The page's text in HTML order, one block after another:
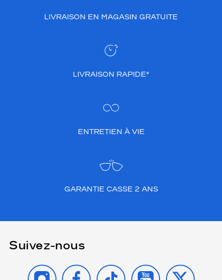
LIVRAISON EN MAGASIN GRATUITE
LIVRAISON RAPIDE*
ENTRETIEN À VIE
GARANTIE CASSE 2 ANS
Suivez-nous
INSTAGRAMFACEBOOK
TIKTOK YOUTUBE
X